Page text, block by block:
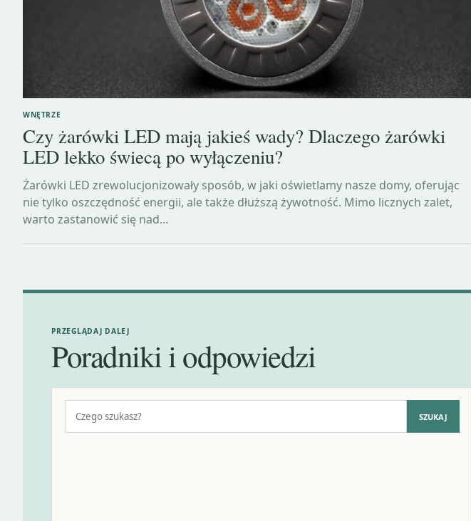
WNĘTRZE
Czy żarówki LED mają jakieś wady? Dlaczego żarówki
LED lekko świecą po wyłączeniu?
Żarówki LED zrewolucjonizowały sposób, w jaki oświetlamy nasze domy, oferując
nie tylko oszczędność energii, ale także dłuższą żywotność. Mimo licznych zalet,
warto zastanowić się nad…
PRZEGLĄDAJ DALEJ
Poradniki i odpowiedzi
SZUKAJ